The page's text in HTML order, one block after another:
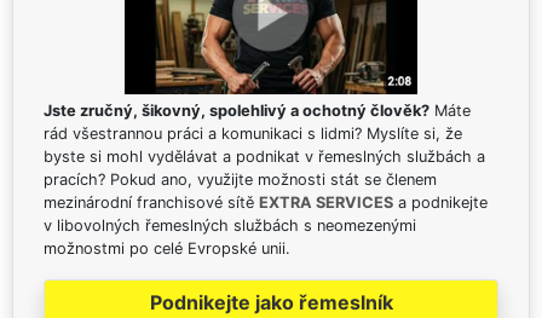
Jste zručný, šikovný, spolehlivý a ochotný člověk? Máte
rád všestrannou práci a komunikaci s lidmi? Myslíte si, že
byste si mohl vydělávat a podnikat v řemeslných službách a
pracích? Pokud ano, využijte možnosti stát se členem
mezinárodní franchisové sítě EXTRA SERVICES a podnikejte
v libovolných řemeslných službách s neomezenými
možnostmi po celé Evropské unii.
Podnikejte jako řemeslník